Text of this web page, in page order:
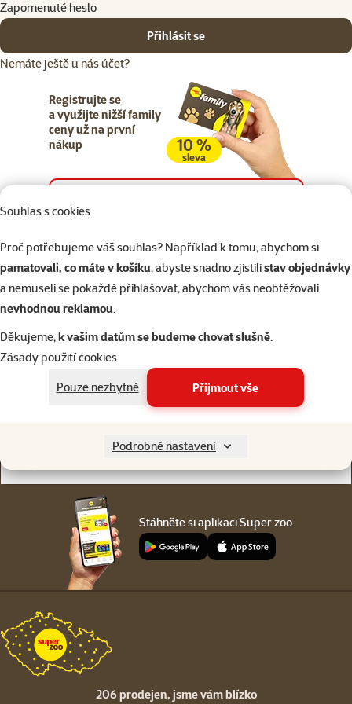
Souhlas s cookies
Proč potřebujeme váš souhlas? Například k tomu, abychom si
pamatovali, co máte v košíku, abyste snadno zjistilistav objednávky
a nemuseli se pokaždé přihlašovat, abychom vás neobtěžovali
nevhodnou reklamou.
Děkujeme,k vašim datům se budeme chovat slušně.
Zásady použití cookies
Pouze nezbytné
Přijmout vše
Podrobné nastavení
Zapomenuté heslo
Přihlásit se
Nemáte ještě u nás účet?
Registrujte se
a využijte nižší family
ceny už na první
nákup
10 %
sleva
Napište nám
eshop@superzoo.cz
321 000 180
Online chat
jsme vám blízko
Stáhněte si aplikaci Super zoo
206 prodejen, jsme vám blízko